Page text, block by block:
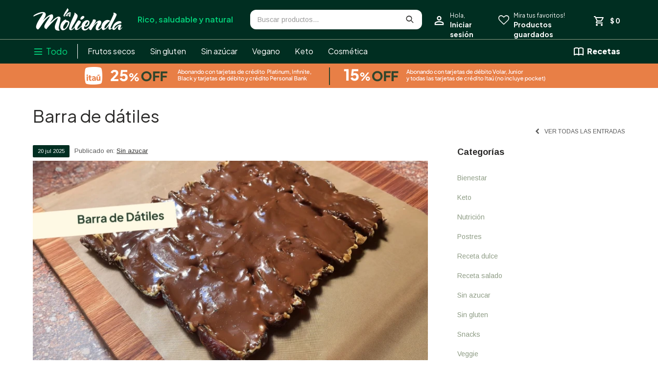
Rico, saludable y natural
 Todo Frutos secos Sin gluten Sin azúcar Vegano Keto Cosmética Recetas
$ 0
Barra de dátiles
VER TODAS LAS ENTRADAS
20 jul 2025 Publicado en:Sin azucar Categorías
Bienestar
Keto
Nutrición
Postres
Receta dulce
Receta salado
Sin azucar
Sin gluten
Snacks
Veggie
close
store
local_shipping
credit_card
help